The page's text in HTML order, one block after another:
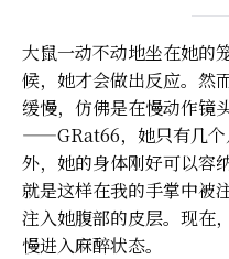
大鼠一动不动地坐在她的
候，她才会做出反应。然
缓慢，仿佛是在慢动作镜
——GRat66，她只有几个
外，她的身体刚好可以容
就是这样在我的手掌中被
注入她腹部的皮层。现在
慢进入麻醉状态。